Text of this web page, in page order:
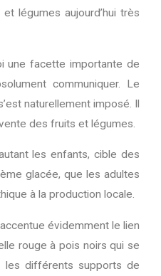
légumes aujourd’hui très
une facette importante de
communiquer. Le
naturellement imposé. Il
des fruits et légumes.
les enfants, cible des
glacée, que les adultes
à la production locale.
évidemment le lien
rouge à pois noirs qui se
les différents supports de